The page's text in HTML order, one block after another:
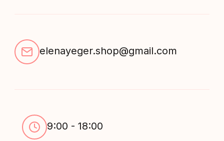
elenayeger.shop@gmail.com
9:00 - 18:00